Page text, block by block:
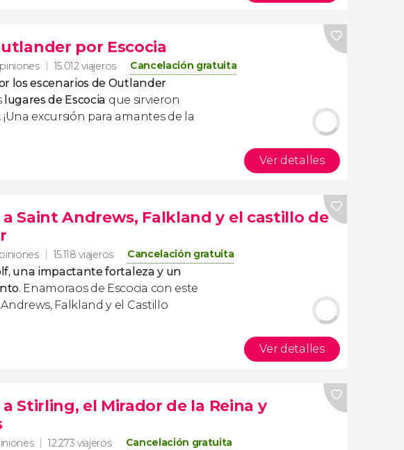
por Escocia
15.012 viajeros Cancelación gratuita
los escenarios de Outlander
lugares de Escocia que sirvieron
¡Una excursión para amantes de la
Ver detalles
a Saint Andrews, Falkland y el castillo de
15.118 viajeros Cancelación gratuita
una impactante fortaleza y un
. Enamoraos de Escocia con este
Falkland y el Castillo
Ver detalles
Stirling, el Mirador de la Reina y
12.273 viajeros Cancelación gratuita